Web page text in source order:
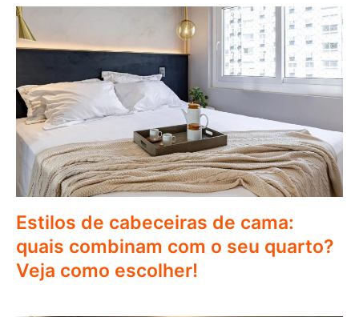
Estilos de cabeceiras de cama:
quais combinam com o seu quarto?
Veja como escolher!